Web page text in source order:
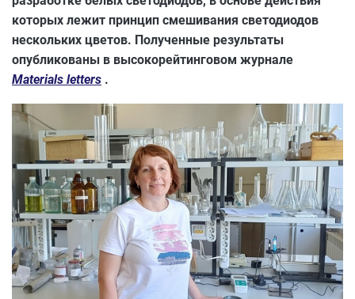
которых лежит принцип смешивания светодиодов
нескольких цветов. Полученные результаты
опубликованы в высокорейтинговом журнале
Materials letters .